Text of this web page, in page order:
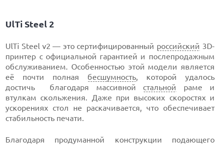
UlTi Steel 2
UlTi Steel v2 — это сертифицированный российский 3D-
принтер с официальной гарантией и послепродажным
обслуживанием. Особенностью этой модели является
её почти полная бесшумность, которой удалось
достичь благодаря массивной стальной раме и
втулкам скольжения. Даже при высоких скоростях и
ускорениях стол не раскачивается, что обеспечивает
стабильность печати.
Благодаря продуманной конструкции подающего